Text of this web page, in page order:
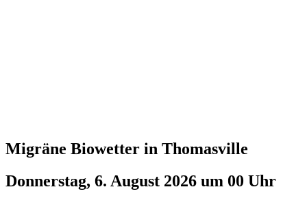
Migräne Biowetter in Thomasville
Donnerstag, 6. August 2026 um 00 Uhr